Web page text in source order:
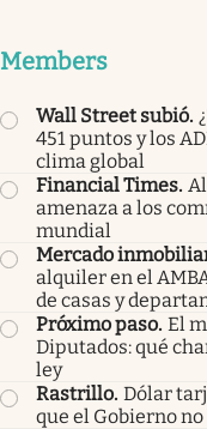
Members
Wall Street subió.
451 puntos y los
clima global
Financial Times.
amenaza a los
mundial
Mercado
alquiler en el
de casas y
Próximo paso. El
Diputados: qué
ley
Rastrillo. Dólar
que el Gobierno